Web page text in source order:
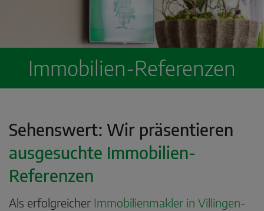
Immobilien-Referenzen
Sehenswert: Wir präsentieren
ausgesuchte Immobilien-
Referenzen
Als erfolgreicher Immobilienmakler in Villingen-